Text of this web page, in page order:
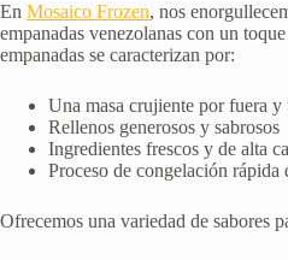
En Mosaico Frozen, nos
empanadas venezolanas con un
empanadas se caracterizan por:
Una masa crujiente por fuera
Rellenos generosos y sabrosos
Ingredientes frescos y de alta
Proceso de congelación rápida
Ofrecemos una variedad de sabores